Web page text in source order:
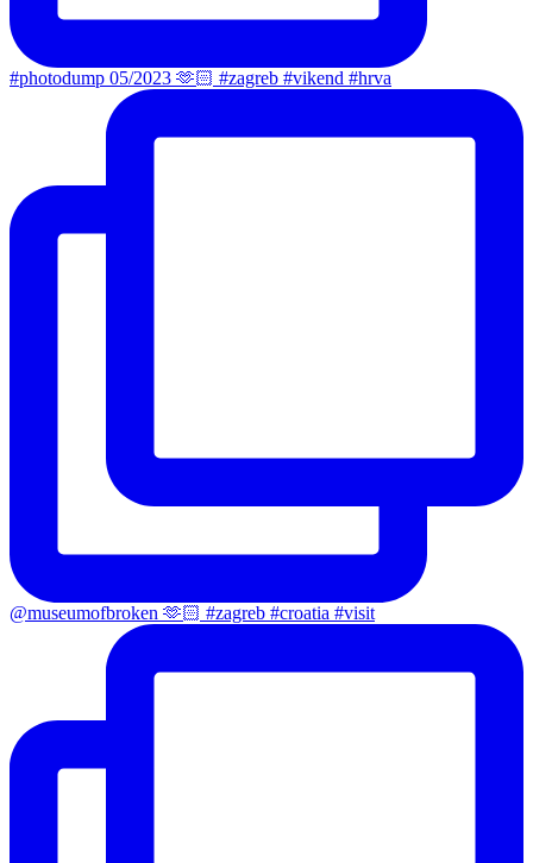
#photodump 05/2023 🫶🏻 #zagreb #vikend #hrva
@museumofbroken 🫶🏻 #zagreb #croatia #visit